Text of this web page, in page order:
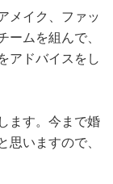
メイク、ファッ
ームを組んで、
アドバイスをし
ます。今まで婚
思いますので、